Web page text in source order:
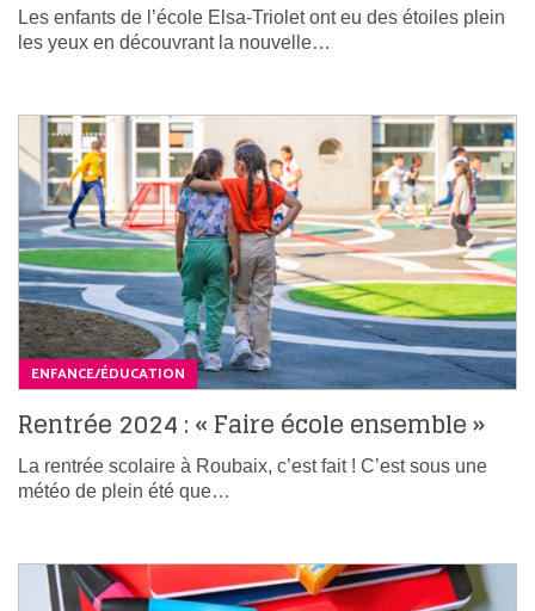
Les enfants de l’école Elsa-Triolet ont eu des étoiles plein
les yeux en découvrant la nouvelle…
ENFANCE/ÉDUCATION
Rentrée 2024 : « Faire école ensemble »
La rentrée scolaire à Roubaix, c’est fait ! C’est sous une
météo de plein été que…